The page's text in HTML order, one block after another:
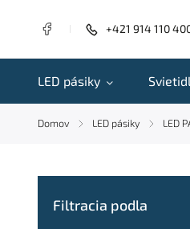
+421 914 110
LED pásiky
Domov / LED pásiky / LED